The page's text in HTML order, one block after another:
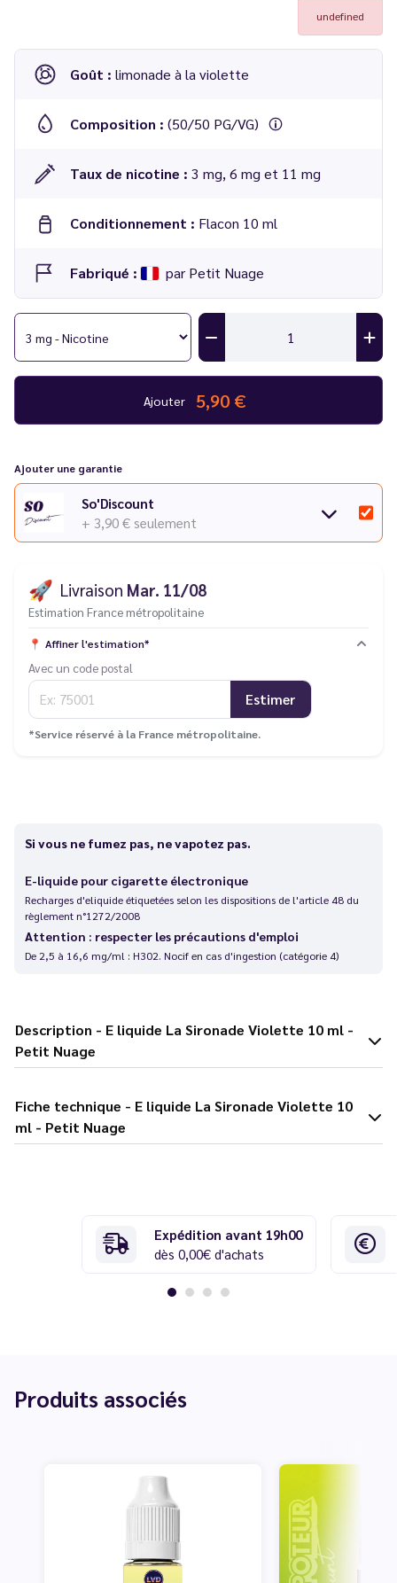
undefined
Goût : limonade à la violette
Composition : (50/50 PG/VG)
Taux de nicotine : 3 mg, 6 mg et 11 mg
Conditionnement : Flacon 10 ml
Fabriqué : par Petit Nuage
Ajouter 5,90 €
Ajouter une garantie
So'Discount
+ 3,90 € seulement
🚀 Livraison Mar. 11/08
Estimation France métropolitaine
📍 Affiner l'estimation*
Avec un code postal
Estimer
*Service réservé à la France métropolitaine.
Si vous ne fumez pas, ne vapotez pas.
E-liquide pour cigarette électronique
Recharges d'eliquide étiquetées selon les dispositions de l'article 48 du
règlement n°1272/2008
Attention : respecter les précautions d'emploi
De 2,5 à 16,6 mg/ml : H302. Nocif en cas d'ingestion (catégorie 4)
Description - E liquide La Sironade Violette 10 ml -
Petit Nuage
Fiche technique - E liquide La Sironade Violette 10
ml - Petit Nuage
Expédition avant 19h00
dès 0,00€ d'achats
Produits associés